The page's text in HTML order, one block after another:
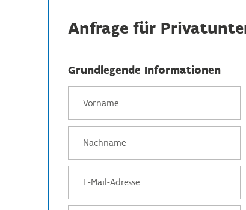
Anfrage für
Grundlegende Informationen